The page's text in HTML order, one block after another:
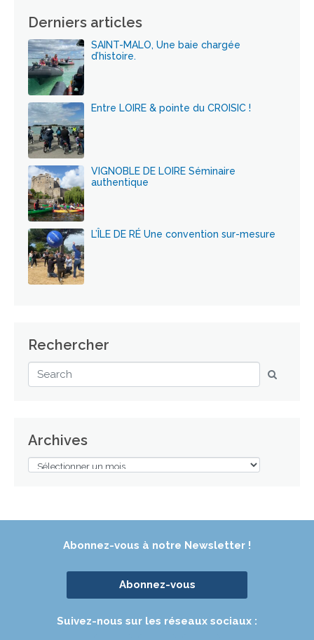
Derniers articles
SAINT-MALO, Une baie chargée
d’histoire.
Entre LOIRE & pointe du CROISIC !
VIGNOBLE DE LOIRE Séminaire
authentique
L’ÎLE DE RÉ Une convention sur-mesure
Rechercher
Archives
Abonnez-vous à notre Newsletter !
Abonnez-vous
Suivez-nous sur les réseaux sociaux :